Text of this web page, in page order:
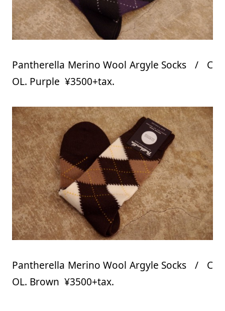
Pantherella Merino Wool Argyle Socks / C
OL. Purple ¥3500+tax.
Pantherella Merino Wool Argyle Socks / C
OL. Brown ¥3500+tax.